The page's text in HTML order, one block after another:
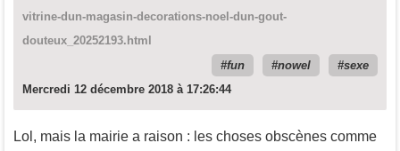
vitrine-dun-magasin-decorations-noel-dun-gout-
douteux_20252193.html
fun
nowel
sexe
Mercredi 12 décembre 2018 à 17:26:44
Lol, mais la mairie a raison : les choses obscènes comme